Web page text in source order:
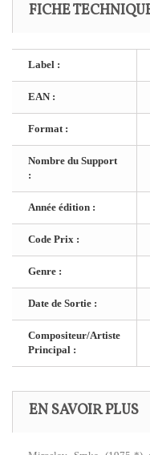
FICHE
Label :
EAN :
Format :
Nombre du Support
:
Année édition :
Code Prix :
Genre :
Date de Sortie :
Compositeur/Artiste
Principal :
EN SAVOIR PLUS